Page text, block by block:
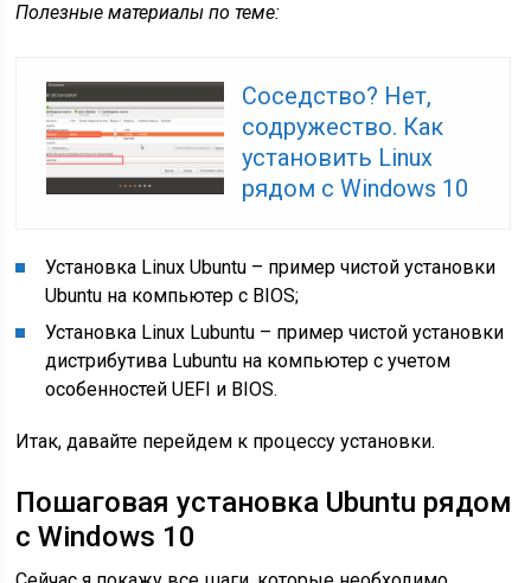
Полезные материалы по теме:
Соседство? Нет,
содружество. Как
установить Linux
рядом с Windows 10
Установка Linux Ubuntu – пример чистой установки
Ubuntu на компьютер с BIOS;
Установка Linux Lubuntu – пример чистой установки
дистрибутива Lubuntu на компьютер с учетом
особенностей UEFI и BIOS.
Итак, давайте перейдем к процессу установки.
Пошаговая установка Ubuntu рядом
с Windows 10